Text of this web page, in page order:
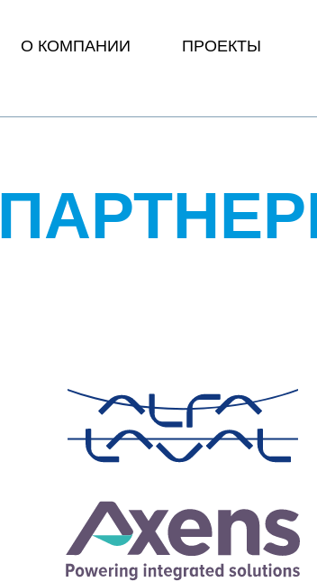
ПРОЕКТЫ
О КОМПАНИИ